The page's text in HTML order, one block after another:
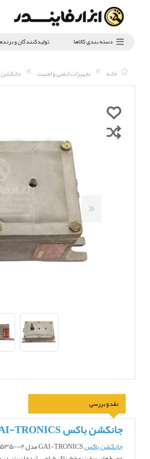
دسته بندی کالاها تولیدکنندگان و
خانه تجهیزات ایمنی و امنیت
نقد و بررسی
جانکشن باکس GAI-TRONICS مدل 002-7535
جانکشن باکس